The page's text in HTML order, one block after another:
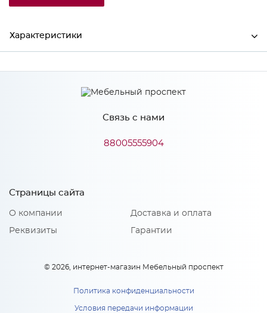
Характеристики
Ширина 768
278
16
Сурская мебель
Материал
Связь с нами
88005555904
Страницы сайта
О компании
Реквизиты
Доставка и оплата
Гарантии
© 2026, интернет-магазин Мебельный проспект
Политика конфиденциальности
Условия передачи информации